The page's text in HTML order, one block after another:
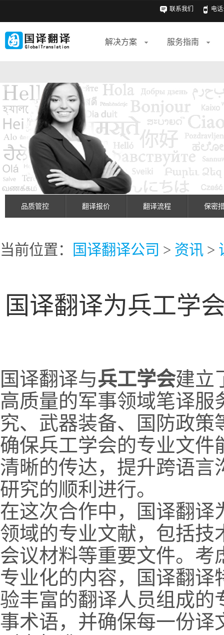
联系我们 电话
解决方案 服务指南
品质管控 翻译报价 翻译流程 保密
当前位置： 国译翻译公司 > 资讯 >
国译翻译为兵工学
国译翻译与兵工学会建立
高质量的军事领域笔译
究、武器装备、国防政
确保兵工学会的专业文件
清晰的传达，提升跨语言
研究的顺利进行。
在这次合作中，国译翻译
领域的专业文献，包括技
会议材料等重要文件。
专业化的内容，国译翻
验丰富的翻译人员组成的
事术语，并确保每一份